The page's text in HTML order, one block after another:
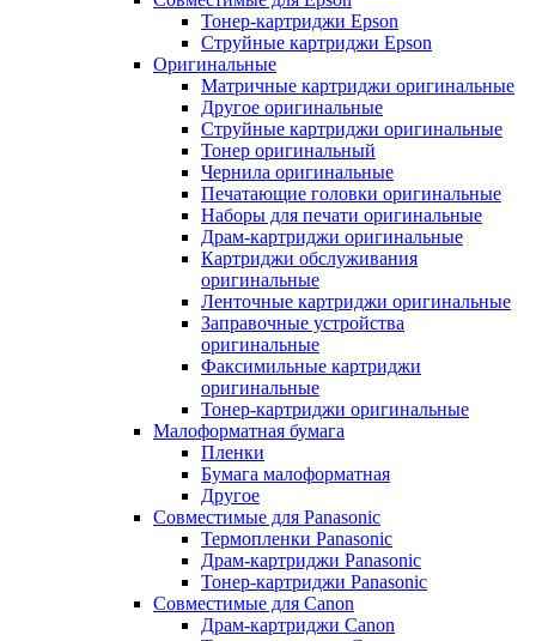
Тонер-картриджи Epson
Струйные картриджи Epson
Оригинальные
Матричные картриджи оригинальные
Другое оригинальные
Струйные картриджи оригинальные
Тонер оригинальный
Чернила оригинальные
Печатающие головки оригинальные
Наборы для печати оригинальные
Драм-картриджи оригинальные
Картриджи обслуживания
оригинальные
Ленточные картриджи оригинальные
Заправочные устройства
оригинальные
Факсимильные картриджи
оригинальные
Тонер-картриджи оригинальные
Малоформатная бумага
Пленки
Бумага малоформатная
Другое
Совместимые для Panasonic
Термопленки Panasonic
Драм-картриджи Panasonic
Тонер-картриджи Panasonic
Совместимые для Canon
Драм-картриджи Canon